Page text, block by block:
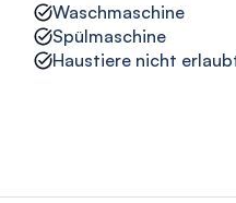
Waschmaschine
Spülmaschine
Haustiere nicht